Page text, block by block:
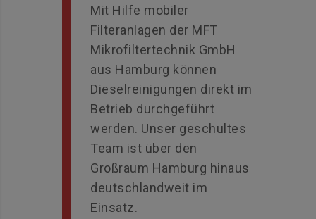
Mit Hilfe mobiler
Filteranlagen der MFT
Mikrofiltertechnik GmbH
aus Hamburg können
Dieselreinigungen direkt im
Betrieb durchgeführt
werden. Unser geschultes
Team ist über den
Großraum Hamburg hinaus
deutschlandweit im
Einsatz.